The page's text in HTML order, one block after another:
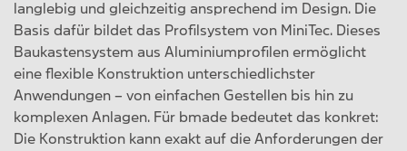
langlebig und gleichzeitig ansprechend im Design. Die
Basis dafür bildet das Profilsystem von MiniTec. Dieses
Baukastensystem aus Aluminiumprofilen ermöglicht
eine flexible Konstruktion unterschiedlichster
Anwendungen – von einfachen Gestellen bis hin zu
komplexen Anlagen. Für bmade bedeutet das konkret:
Die Konstruktion kann exakt auf die Anforderungen der